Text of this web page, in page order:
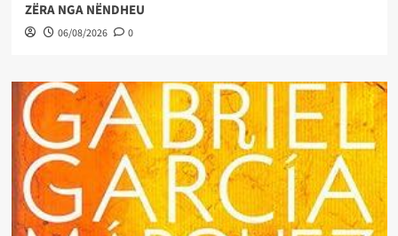
ZËRA NGA NËNDHEU
06/08/2026 0